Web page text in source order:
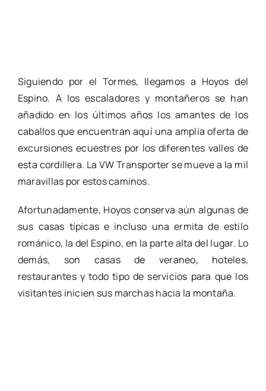
Siguiendo por el Tormes, llegamos a Hoyos del
Espino. A los escaladores y montañeros se han
añadido en los últimos años los amantes de los
caballos que encuentran aquí una amplia oferta de
excursiones ecuestres por los diferentes valles de
esta cordillera. La VW Transporter se mueve a la mil
maravillas por estos caminos.
Afortunadamente, Hoyos conserva aún algunas de
sus casas típicas e incluso una ermita de estilo
románico, la del Espino, en la parte alta del lugar. Lo
demás, son casas de veraneo, hoteles,
restaurantes y todo tipo de servicios para que los
visitantes inicien sus marchas hacia la montaña.